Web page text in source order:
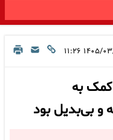
۰۳/۲۶ ۱۱:۲۶
به
بی‌بدیل بود